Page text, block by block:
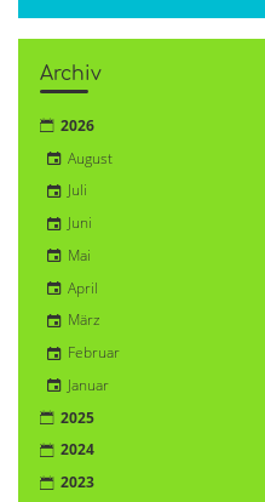
Archiv
2026
August
Juli
Juni
Mai
April
März
Februar
Januar
2025
2024
2023